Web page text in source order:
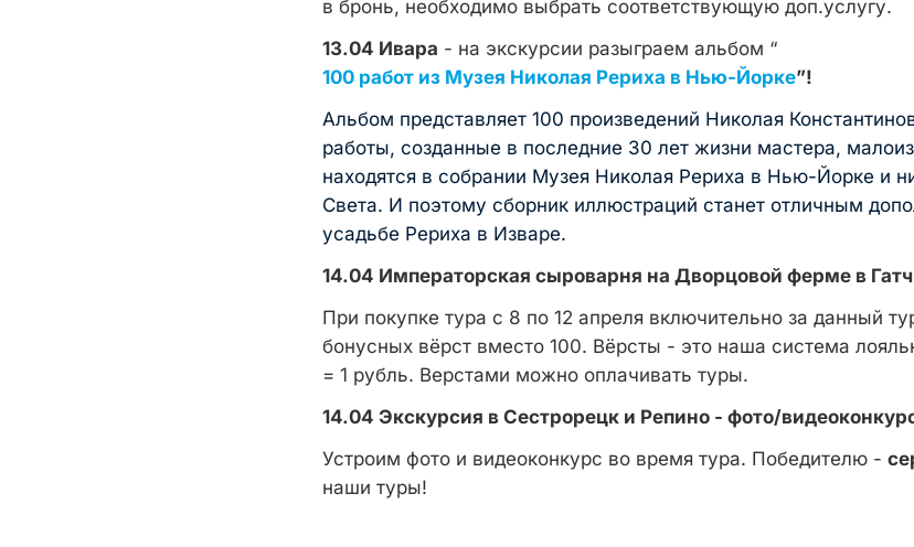
в бронь, необходимо выбрать соответствующую доп.услугу.
13.04 Ивара - на экскурсии разыграем альбом “
100 работ из Музея Николая Рериха в Нью-Йорке”!
Альбом представляет 100 произведений Николая
работы, созданные в последние 30 лет жизни мастера,
находятся в собрании Музея Николая Рериха в Нью-Йорке и
Света. И поэтому сборник иллюстраций станет отличным
усадьбе Рериха в Изваре.
14.04 Императорская сыроварня на Дворцовой ферме в
При покупке тура с 8 по 12 апреля включительно за данный
бонусных вёрст вместо 100. Вёрсты - это наша система
= 1 рубль. Верстами можно оплачивать туры.
14.04 Экскурсия в Сестрорецк и Репино - фото/
Устроим фото и видеоконкурс во время тура. Победителю -
наши туры!